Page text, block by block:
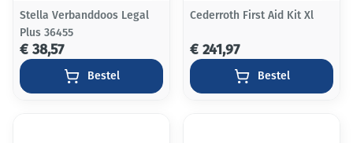
Stella Verbanddoos Legal
Plus 36455
€ 38,57
Bestel
Cederroth First Aid Kit Xl
€ 241,97
Bestel